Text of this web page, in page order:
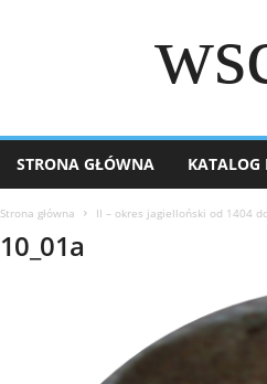
STRONA GŁÓWNA KATALOG
Strona główna II – okres jagielloński od 1404
10_01a